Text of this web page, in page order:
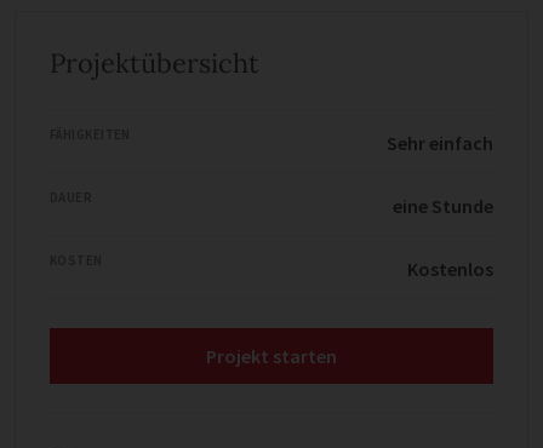
Projektübersicht
Sehr einfach
eine Stunde
Kostenlos
Projekt starten